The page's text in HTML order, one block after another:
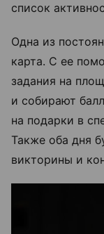
список
Одна из
карта. С ее
задания на
и собирают
на подарки в
Также оба дня
викторины и